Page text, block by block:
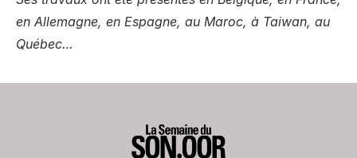
en Allemagne, en Espagne, au Maroc, à Taiwan, au
Québec…